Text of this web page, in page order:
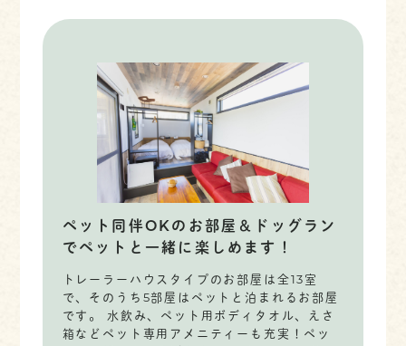
ペット同伴OKのお部屋＆ドッグラン
でペットと一緒に楽しめます！
トレーラーハウスタイプのお部屋は全13室
で、そのうち5部屋はペットと泊まれるお部屋
です。 水飲み、ペット用ボディタオル、えさ
箱などペット専用アメニティーも充実！ペッ